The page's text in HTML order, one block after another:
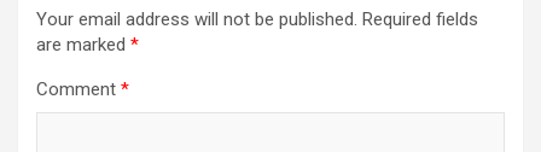
Your email address will not be published. Required fields
are marked *
Comment *